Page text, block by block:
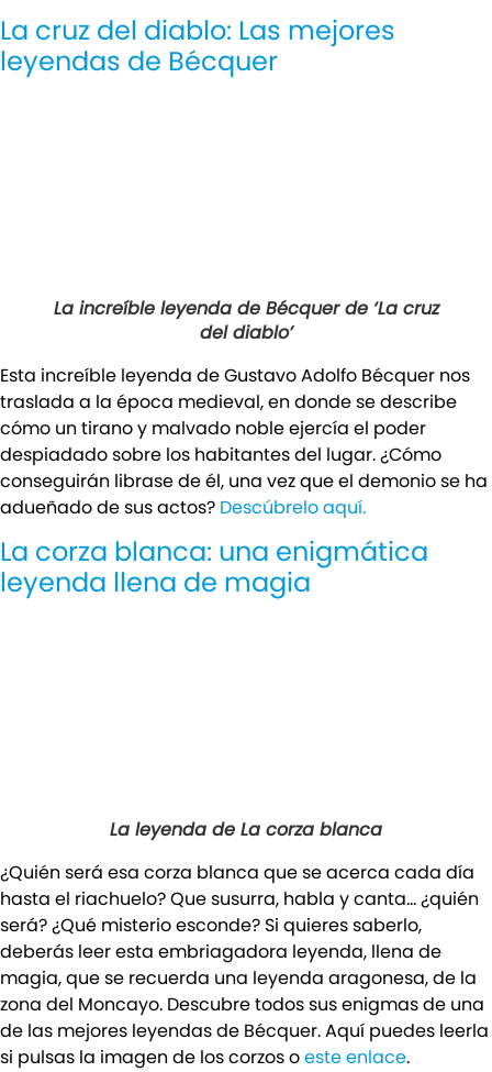
La cruz del diablo: Las mejores
leyendas de Bécquer
La increíble leyenda de Bécquer de ‘La cruz
del diablo’
Esta increíble leyenda de Gustavo Adolfo Bécquer nos
traslada a la época medieval, en donde se describe
cómo un tirano y malvado noble ejercía el poder
despiadado sobre los habitantes del lugar. ¿Cómo
conseguirán librase de él, una vez que el demonio se ha
adueñado de sus actos? Descúbrelo aquí.
La corza blanca: una enigmática
leyenda llena de magia
La leyenda de La corza blanca
¿Quién será esa corza blanca que se acerca cada día
hasta el riachuelo? Que susurra, habla y canta… ¿quién
será? ¿Qué misterio esconde? Si quieres saberlo,
deberás leer esta embriagadora leyenda, llena de
magia, que se recuerda una leyenda aragonesa, de la
zona del Moncayo. Descubre todos sus enigmas de una
de las mejores leyendas de Bécquer. Aquí puedes leerla
si pulsas la imagen de los corzos oeste enlace.